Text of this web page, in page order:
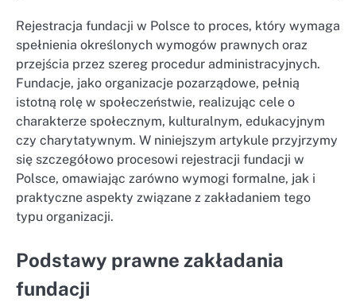
Rejestracja fundacji w Polsce to proces, który wymaga
spełnienia określonych wymogów prawnych oraz
przejścia przez szereg procedur administracyjnych.
Fundacje, jako organizacje pozarządowe, pełnią
istotną rolę w społeczeństwie, realizując cele o
charakterze społecznym, kulturalnym, edukacyjnym
czy charytatywnym. W niniejszym artykule przyjrzymy
się szczegółowo procesowi rejestracji fundacji w
Polsce, omawiając zarówno wymogi formalne, jak i
praktyczne aspekty związane z zakładaniem tego
typu organizacji.
Podstawy prawne zakładania
fundacji